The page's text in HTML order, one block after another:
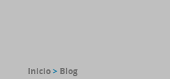
Inicio> Blog